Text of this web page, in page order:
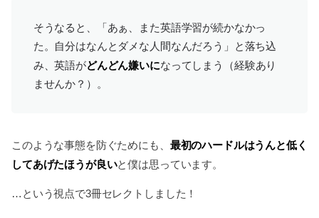
そうなると、「あぁ、また英語学習が続かなかっ
た。自分はなんとダメな人間なんだろう」と落ち込
み、英語がどんどん嫌いになってしまう（経験あり
ませんか？）。
このような事態を防ぐためにも、 最初のハードルはうんと低く
してあげたほうが良いと僕は思っています。
…という視点で3冊セレクトしました！